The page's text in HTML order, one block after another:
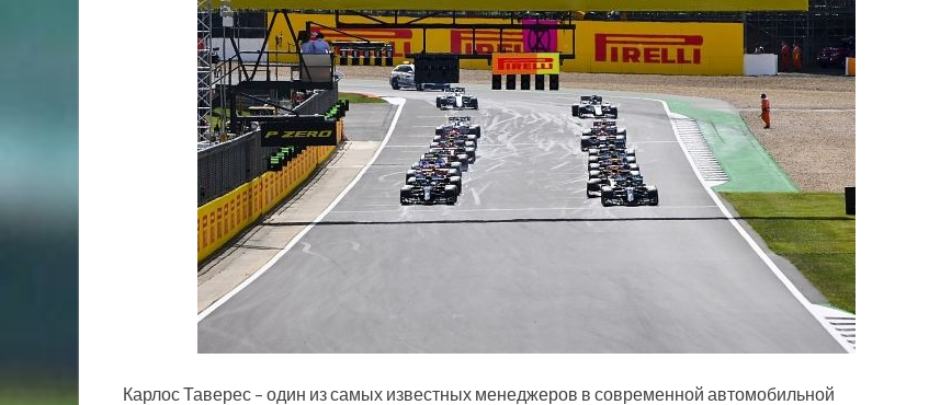
Карлос Таверес – один из самых известных менеджеров в современной автомобильной